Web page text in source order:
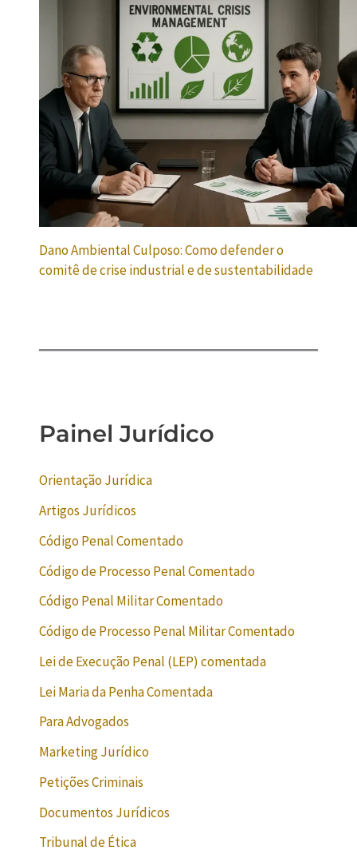
Dano Ambiental Culposo: Como defender o
comitê de crise industrial e de sustentabilidade
Painel Jurídico
Orientação Jurídica
Artigos Jurídicos
Código Penal Comentado
Código de Processo Penal Comentado
Código Penal Militar Comentado
Código de Processo Penal Militar Comentado
Lei de Execução Penal (LEP) comentada
Lei Maria da Penha Comentada
Para Advogados
Marketing Jurídico
Petições Criminais
Documentos Jurídicos
Tribunal de Ética